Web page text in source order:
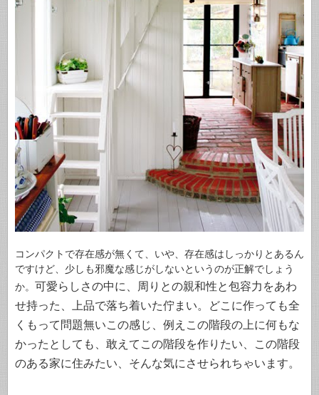
コンパクトで存在感が無くて、いや、存在感はしっかりとあるん
ですけど、少しも邪魔な感じがしないというのが正解でしょう
か。 可愛らしさの中に、周りとの親和性と包容力をあわ
せ持った、上品で落ち着いた佇まい。
どこに作っても全
くもって問題無いこの感じ、 例えこの階段の上に何もな
かったとしても、敢えてこの階段を作りたい、この階段
のある家に住みたい、そんな気にさせられちゃいます。